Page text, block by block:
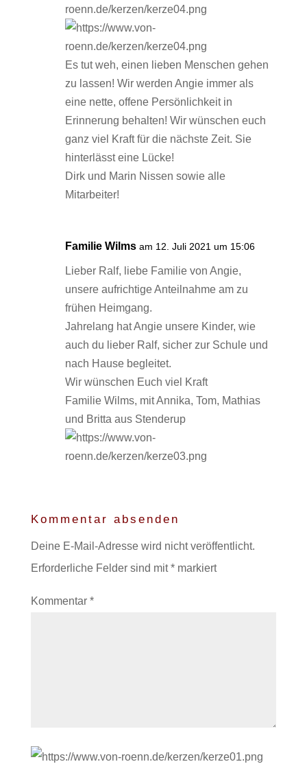
Es tut weh, einen lieben Menschen gehen
zu lassen! Wir werden Angie immer als
eine nette, offene Persönlichkeit in
Erinnerung behalten! Wir wünschen euch
ganz viel Kraft für die nächste Zeit. Sie
hinterlässt eine Lücke!
Dirk und Marin Nissen sowie alle
Mitarbeiter!
Familie Wilms am 12. Juli 2021 um 15:06
Lieber Ralf, liebe Familie von Angie,
unsere aufrichtige Anteilnahme am zu
frühen Heimgang.
Jahrelang hat Angie unsere Kinder, wie
auch du lieber Ralf, sicher zur Schule und
nach Hause begleitet.
Wir wünschen Euch viel Kraft
Familie Wilms, mit Annika, Tom, Mathias
und Britta aus Stenderup
Kommentar absenden
Deine E-Mail-Adresse wird nicht veröffentlicht.
Erforderliche Felder sind mit*markiert
Kommentar *